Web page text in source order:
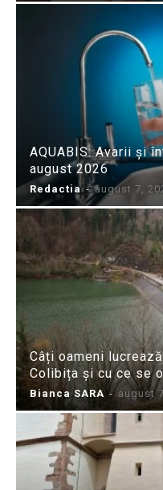
AQUABIS: Avarii și
august 2026
Redactia - august 7,
Câți oameni
Colibița și cu ce se
Bianca SARA - august